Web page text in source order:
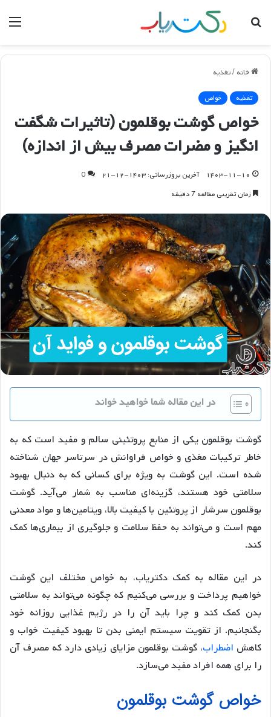
جستجو
خانه /تغذیه
تغذیه خواص
خواص گوشت بوقلمون (تاثیرات شگفت
انگیز و مضرات مصرف بیش از اندازه)
۱۴۰۳-۱۱-۱۰ آخرین بروزرسانی: ۱۴۰۳-۱۲-۲۱
0
زمان تقریبی مطالعه 7 دقیقه
در این مقاله شما خواهید خواند
گوشت بوقلمون یکی از منابع پروتئینی سالم و مفید است که به
خاطر ترکیبات مغذی و خواص فراوانش در سرتاسر جهان شناخته
شده است. این گوشت به ویژه برای کسانی که به دنبال بهبود
سلامتی خود هستند، گزینه‌ای مناسب به شمار می‌آید. گوشت
بوقلمون سرشار از پروتئین با کیفیت بالا، ویتامین‌ها و مواد معدنی
مهم است و می‌تواند به حفظ سلامت و جلوگیری از بیماری‌ها کمک
کند.
در این مقاله به کمک دکتریاب، به خواص مختلف این گوشت
خواهیم پرداخت و بررسی می‌کنیم که چگونه می‌تواند به سلامتی
بدن کمک کند و چرا باید آن را در رژیم غذایی روزانه خود
بگنجانیم. از تقویت سیستم ایمنی بدن تا بهبود کیفیت خواب و
کاهش اضطراب، گوشت بوقلمون مزایای زیادی دارد که مصرف آن
را برای همه افراد مفید می‌سازد.
خواص گوشت بوقلمون